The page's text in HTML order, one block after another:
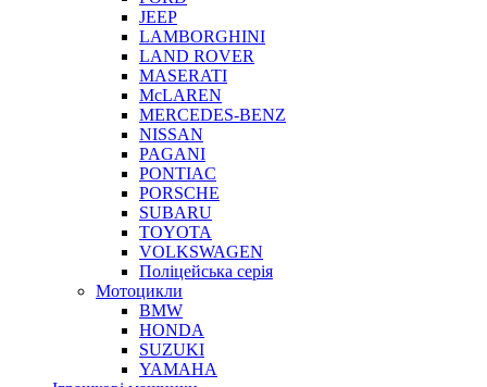
JEEP
LAMBORGHINI
LAND ROVER
MASERATI
McLAREN
MERCEDES-BENZ
NISSAN
PAGANI
PONTIAC
PORSCHE
SUBARU
TOYOTA
VOLKSWAGEN
Поліцейська серія
Мотоцикли
BMW
HONDA
SUZUKI
YAMAHA